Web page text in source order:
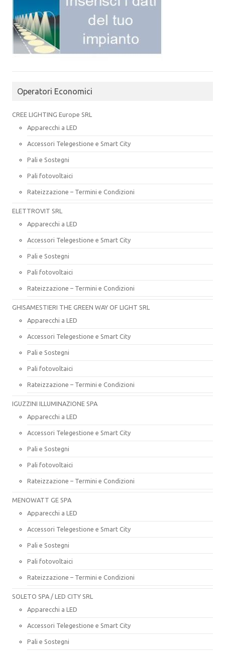
Operatori Economici
CREE LIGHTING Europe SRL
Apparecchi a LED
Accessori Telegestione e Smart City
Pali e Sostegni
Pali fotovoltaici
Rateizzazione – Termini e Condizioni
ELETTROVIT SRL
Apparecchi a LED
Accessori Telegestione e Smart City
Pali e Sostegni
Pali fotovoltaici
Rateizzazione – Termini e Condizioni
GHISAMESTIERI THE GREEN WAY OF LIGHT SRL
Apparecchi a LED
Accessori Telegestione e Smart City
Pali e Sostegni
Pali fotovoltaici
Rateizzazione – Termini e Condizioni
IGUZZINI ILLUMINAZIONE SPA
Apparecchi a LED
Accessori Telegestione e Smart City
Pali e Sostegni
Pali fotovoltaici
Rateizzazione – Termini e Condizioni
MENOWATT GE SPA
Apparecchi a LED
Accessori Telegestione e Smart City
Pali e Sostegni
Pali fotovoltaici
Rateizzazione – Termini e Condizioni
SOLETO SPA / LED CITY SRL
Apparecchi a LED
Accessori Telegestione e Smart City
Pali e Sostegni